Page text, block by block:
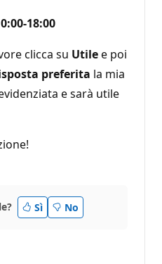
18:00
clicca su Utilee poi
preferita la mia
e sarà utile
Sì No